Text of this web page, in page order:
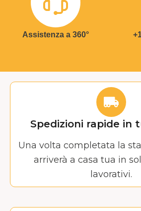
Assistenza a 360°
Spedizioni rapide in
Una volta completata la
arriverà a casa tua in
lavorativi.